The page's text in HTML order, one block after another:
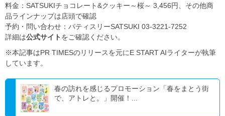
料金：SATSUKIチョコレート&クッキー～桜～ 3,456円、その他商
品ラインナップは店頭で確認
予約・問い合わせ：パティスリーSATSUKI 03-3221-7252
詳細は公式サイト をご確認ください。
※本記事はPR TIMESのリリースを元にE START AIライターが執筆
しています。
春の訪れを感じるプロモーション「春をまとう街
で、アトレと。」開催！...